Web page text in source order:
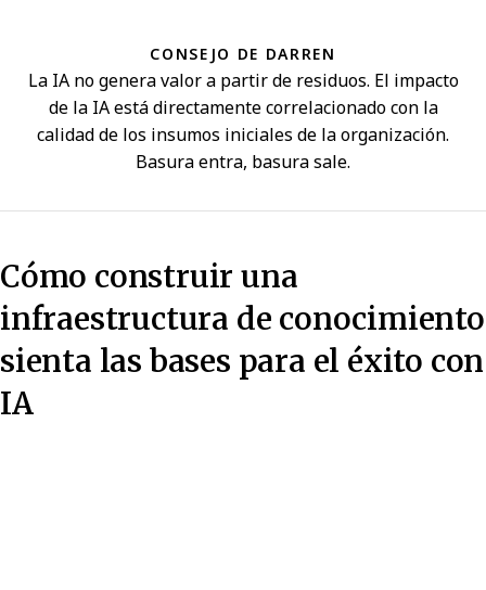
CONSEJO DE DARREN
La IA no genera valor a partir de residuos. El impacto
de la IA está directamente correlacionado con la
calidad de los insumos iniciales de la organización.
Basura entra, basura sale.
Cómo construir una
infraestructura de conocimiento
sienta las bases para el éxito con
IA